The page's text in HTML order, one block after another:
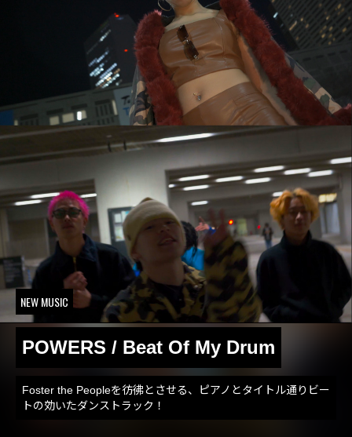
NEW MUSIC
POWERS / Beat Of My Drum
Foster the Peopleを彷彿とさせる、ピアノとタイトル通りビー
トの効いたダンストラック！